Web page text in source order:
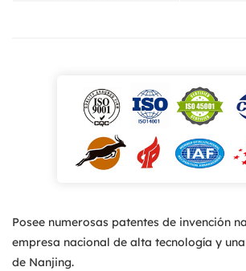
Posee numerosas patentes de invención
empresa nacional de alta tecnología y
de Nanjing.